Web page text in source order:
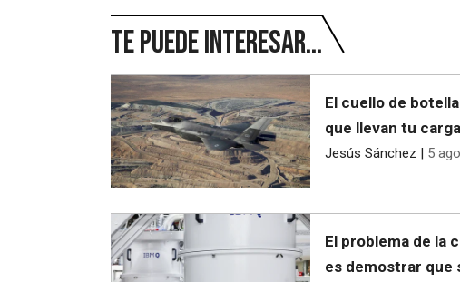
Te puede interesar...
El cuello de
que llevan tu
Jesús Sánchez | 5
El problema de la
es demostrar que